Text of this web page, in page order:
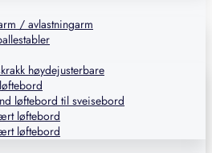
/ avlastningarm
høydejusterbare
løftebord til sveisebord
løftebord
løftebord